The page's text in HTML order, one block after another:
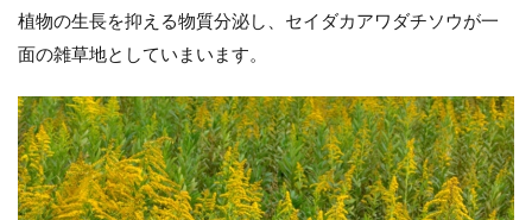
植物の生長を抑える物質分泌し、セイダカアワダチソウが一
面の雑草地としていまいます。